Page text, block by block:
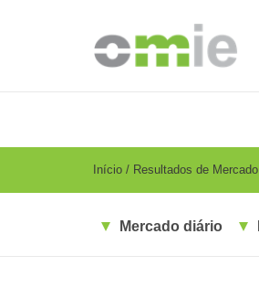
PT
Breadcrumb
Início Resultados de Mercado
Mercado diário